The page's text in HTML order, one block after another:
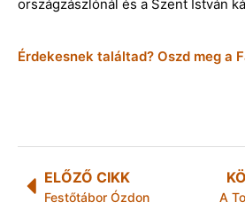
országzászlónál és a Szent István
Érdekesnek találtad? Oszd meg a
ELŐZŐ CIKK
Festőtábor Ózdon